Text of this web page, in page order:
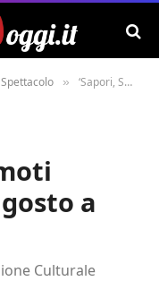
» ‘Sapori, Saperi e moti dell’animo’ il 18 agosto a Cocolicchio
a
Culturale